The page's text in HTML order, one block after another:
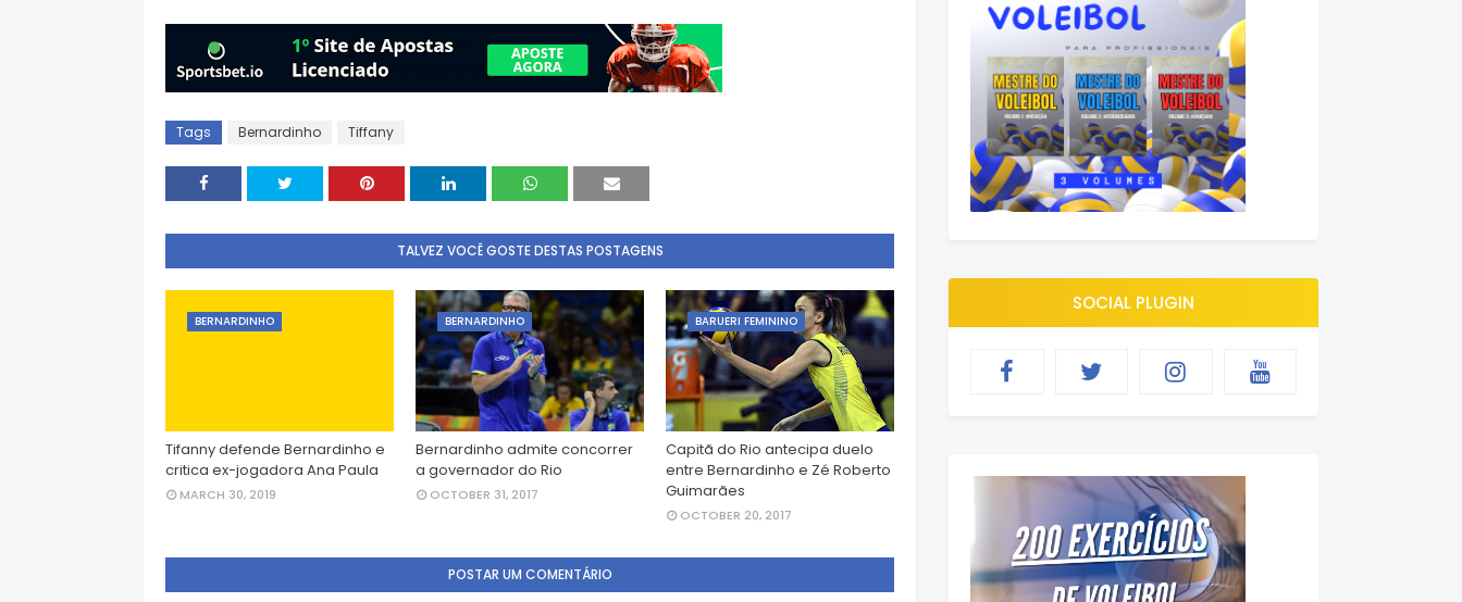
Tags Bernardinho Tiffany
TALVEZ VOCÊ GOSTE DESTAS POSTAGENS
BERNARDINHO
Tifanny defende Bernardinho e
critica ex-jogadora Ana Paula
MARCH 30, 2019
BERNARDINHO
Bernardinho admite concorrer
a governador do Rio
OCTOBER 31, 2017
BARUERI FEMININO
Capitã do Rio antecipa duelo
entre Bernardinho e Zé Roberto
Guimarães
OCTOBER 20, 2017
POSTAR UM COMENTÁRIO
SOCIAL PLUGIN